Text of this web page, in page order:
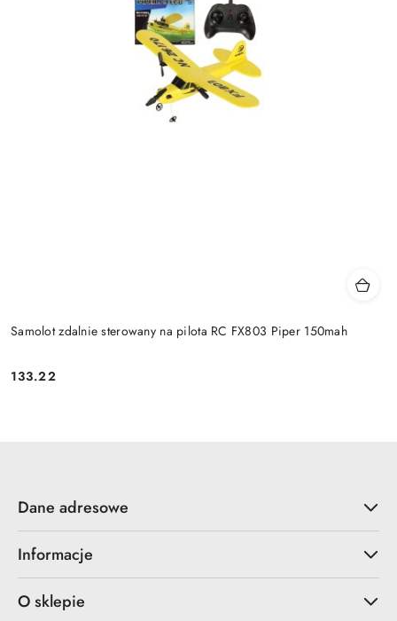
Samolot zdalnie sterowany na pilota RC FX803 Piper 150mah
Cena:
133.22
Dane adresowe
Informacje
O sklepie